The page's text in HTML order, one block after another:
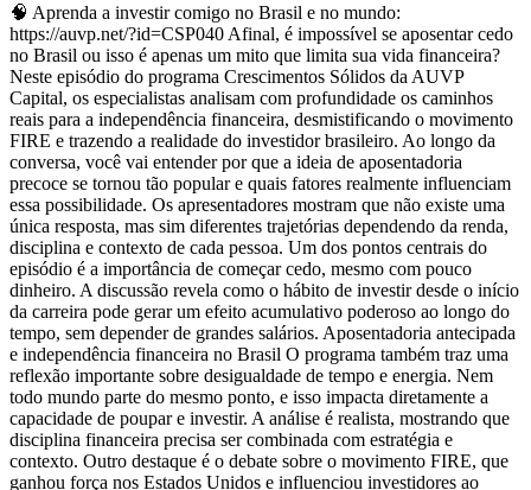
🧠 Aprenda a investir comigo no Brasil e no mundo:
https://auvp.net/?id=CSP040 Afinal, é impossível se aposentar cedo
no Brasil ou isso é apenas um mito que limita sua vida financeira?
Neste episódio do programa Crescimentos Sólidos da AUVP
Capital, os especialistas analisam com profundidade os caminhos
reais para a independência financeira, desmistificando o movimento
FIRE e trazendo a realidade do investidor brasileiro. Ao longo da
conversa, você vai entender por que a ideia de aposentadoria
precoce se tornou tão popular e quais fatores realmente influenciam
essa possibilidade. Os apresentadores mostram que não existe uma
única resposta, mas sim diferentes trajetórias dependendo da renda,
disciplina e contexto de cada pessoa. Um dos pontos centrais do
episódio é a importância de começar cedo, mesmo com pouco
dinheiro. A discussão revela como o hábito de investir desde o início
da carreira pode gerar um efeito acumulativo poderoso ao longo do
tempo, sem depender de grandes salários. Aposentadoria antecipada
e independência financeira no Brasil O programa também traz uma
reflexão importante sobre desigualdade de tempo e energia. Nem
todo mundo parte do mesmo ponto, e isso impacta diretamente a
capacidade de poupar e investir. A análise é realista, mostrando que
disciplina financeira precisa ser combinada com estratégia e
contexto. Outro destaque é o debate sobre o movimento FIRE, que
ganhou força nos Estados Unidos e influenciou investidores ao